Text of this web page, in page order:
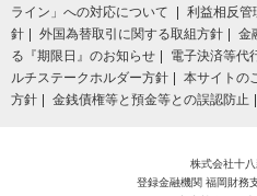
ライン」への対応について
利益相反管
針
外国為替取引に関する取組方針
金
る『期限日』のお知らせ
電子決済等代
ルチステークホルダー方針
本サイトの
方針
金銭債権等と預金等との誤認防止
株式会社十
登録金融機関 福岡財務